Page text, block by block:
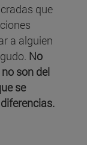
que
a alguien
No
son del
se